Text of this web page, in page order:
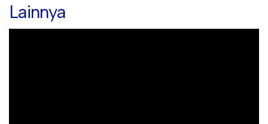
Lainnya